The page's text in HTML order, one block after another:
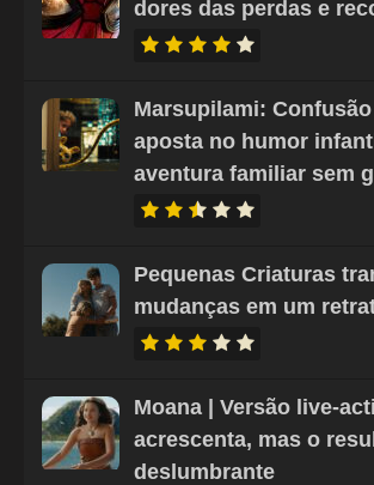
dores das perdas e
Marsupilami:
aposta no humor
aventura familiar sem
Pequenas Criaturas
mudanças em um
Moana | Versão live-
acrescenta, mas o
deslumbrante